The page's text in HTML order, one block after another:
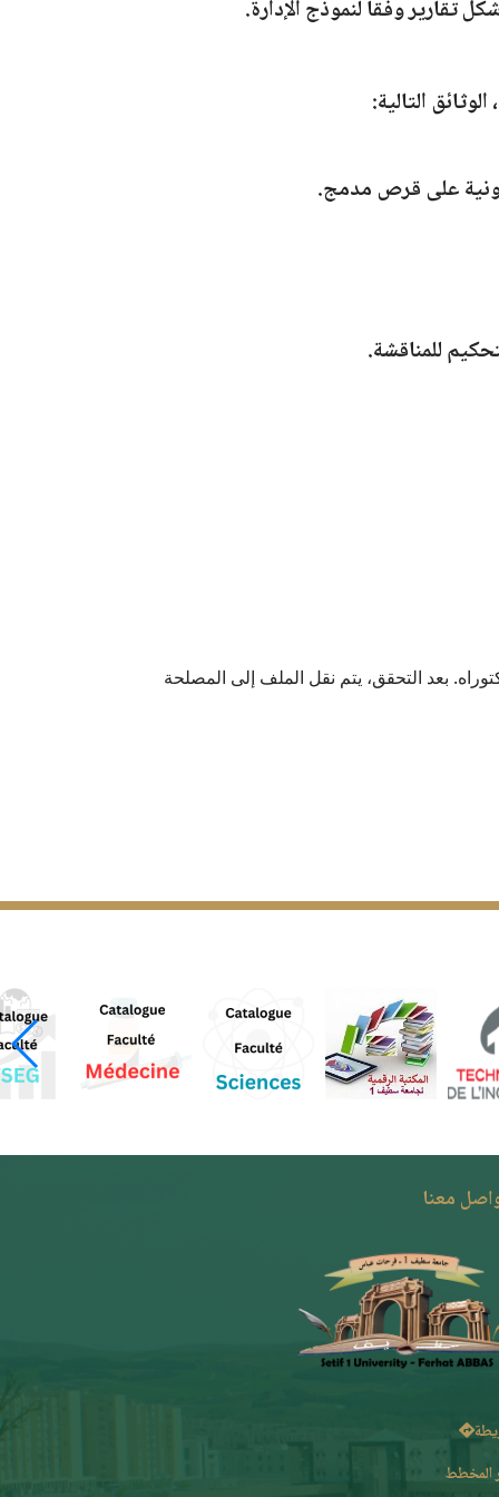
تقارير وفقا لنموذج الإدارة.
التالية:
على قرص مدمج.
للمناقشة.
بعد التحقق، يتم نقل الملف إلى المصلحة
معنا
المخطط